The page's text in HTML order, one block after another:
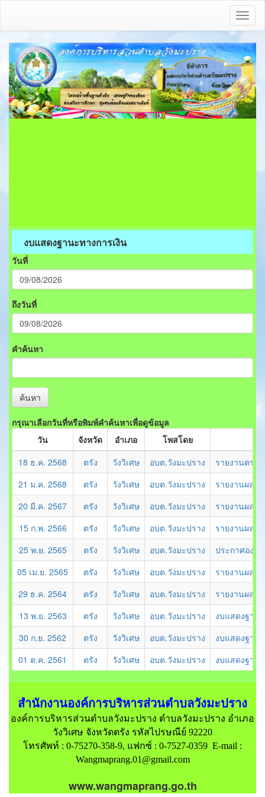
งบแสดงฐานะทางการเงิน
วันที่
ถึงวันที่
คำค้นหา
ค้นหา
กรุณาเลือกวันที่หรือพิมพ์คำค้นหาเพื่อดูข้อมูล
วัน
จังหวัด อำเภอ
โพสโดย
18 ธ.ค. 2568
ตรัง วังวิเศษ อบต.วังมะปราง
รายงานตรว
21 ม.ค. 2568
ตรัง วังวิเศษ อบต.วังมะปราง
รายงานผลก
20 มี.ค. 2567
ตรัง วังวิเศษ อบต.วังมะปราง
รายงานผลก
15 ก.พ. 2566
ตรัง วังวิเศษ อบต.วังมะปราง
รายงานผลก
25 พ.ย. 2565
ตรัง วังวิเศษ อบต.วังมะปราง
ประกาศองค์
05 เม.ย. 2565
ตรัง วังวิเศษ อบต.วังมะปราง
รายงานผลก
29 ธ.ค. 2564
ตรัง วังวิเศษ อบต.วังมะปราง
รายงานผลก
13 พ.ย. 2563
ตรัง วังวิเศษ อบต.วังมะปราง
งบแสดงฐาน
30 ก.ย. 2562
ตรัง วังวิเศษ อบต.วังมะปราง
งบแสดงฐาน
01 ต.ค. 2561
ตรัง วังวิเศษ อบต.วังมะปราง งบแสดงฐาน
สำนักงานองค์การบริหารส่วนตำบลวังมะปราง
องค์การบริหารส่วนตำบลวังมะปราง ตำบลวังมะปราง อำเภอ
วังวิเศษ จังหวัดตรัง รหัสไปรษณีย์ 92220
โทรศัพท์ : 0-75270-358-9, แฟกซ์ : 0-7527-0359 E-mail :
Wangmaprang.01@gmail.com
www.wangmaprang.go.th